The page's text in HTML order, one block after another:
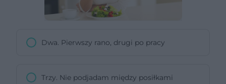
Dwa. Pierwszy rano, drugi po pracy
Trzy. Nie podjadam między posiłkami